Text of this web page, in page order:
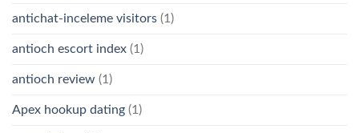
antichat-inceleme visitors (1)
antioch escort index (1)
antioch review (1)
Apex hookup dating (1)